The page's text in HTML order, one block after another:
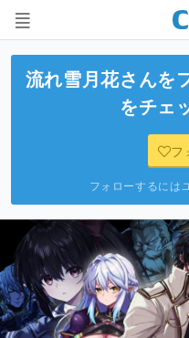
流れ雪月花さんを
をチェ
フ
フォローするには